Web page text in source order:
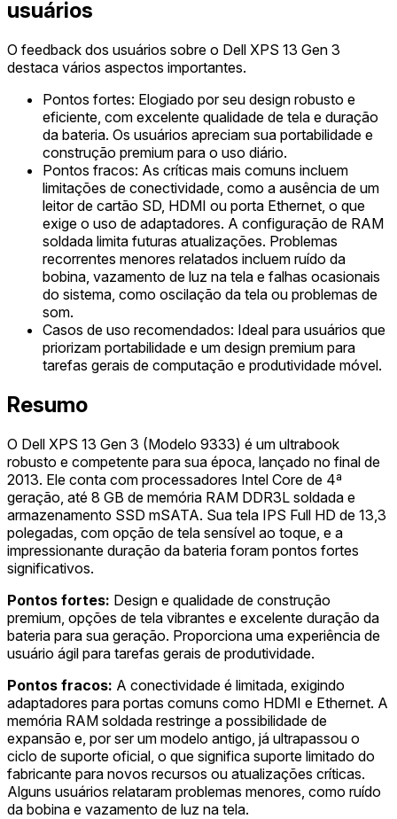
usuários
O feedback dos usuários sobre o Dell XPS 13 Gen 3
destaca vários aspectos importantes.
Pontos fortes: Elogiado por seu design robusto e
eficiente, com excelente qualidade de tela e duração
da bateria. Os usuários apreciam sua portabilidade e
construção premium para o uso diário.
Pontos fracos: As críticas mais comuns incluem
limitações de conectividade, como a ausência de um
leitor de cartão SD, HDMI ou porta Ethernet, o que
exige o uso de adaptadores. A configuração de RAM
soldada limita futuras atualizações. Problemas
recorrentes menores relatados incluem ruído da
bobina, vazamento de luz na tela e falhas ocasionais
do sistema, como oscilação da tela ou problemas de
som.
Casos de uso recomendados: Ideal para usuários que
priorizam portabilidade e um design premium para
tarefas gerais de computação e produtividade móvel.
Resumo
O Dell XPS 13 Gen 3 (Modelo 9333) é um ultrabook
robusto e competente para sua época, lançado no final de
2013. Ele conta com processadores Intel Core de 4ª
geração, até 8 GB de memória RAM DDR3L soldada e
armazenamento SSD mSATA. Sua tela IPS Full HD de 13,3
polegadas, com opção de tela sensível ao toque, e a
impressionante duração da bateria foram pontos fortes
significativos.
Pontos fortes: Design e qualidade de construção
premium, opções de tela vibrantes e excelente duração da
bateria para sua geração. Proporciona uma experiência de
usuário ágil para tarefas gerais de produtividade.
Pontos fracos: A conectividade é limitada, exigindo
adaptadores para portas comuns como HDMI e Ethernet. A
memória RAM soldada restringe a possibilidade de
expansão e, por ser um modelo antigo, já ultrapassou o
ciclo de suporte oficial, o que significa suporte limitado do
fabricante para novos recursos ou atualizações críticas.
Alguns usuários relataram problemas menores, como ruído
da bobina e vazamento de luz na tela.